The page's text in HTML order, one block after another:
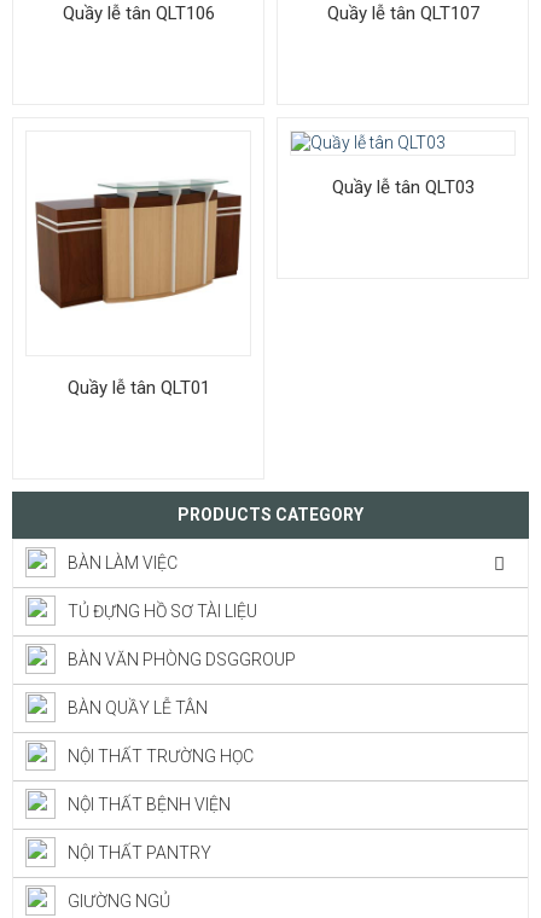
Quầy lễ tân QLT106 Quầy lễ tân QLT107
Quầy lễ tân QLT01
Quầy lễ tân QLT03
PRODUCTS CATEGORY
BÀN LÀM VIỆC
TỦ ĐỰNG HỒ SƠ TÀI LIỆU
BÀN VĂN PHÒNG DSGGROUP
BÀN QUẦY LỄ TÂN
NỘI THẤT TRƯỜNG HỌC
NỘI THẤT BỆNH VIỆN
NỘI THẤT PANTRY
GIƯỜNG NGỦ